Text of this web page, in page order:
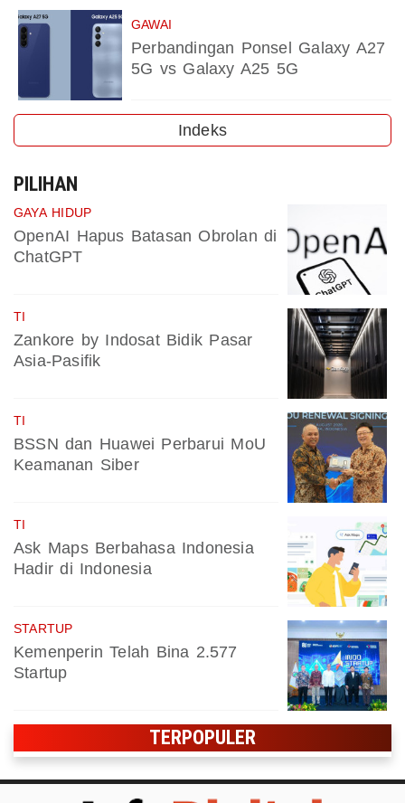
GAWAI
Perbandingan Ponsel Galaxy A27
5G vs Galaxy A25 5G
Indeks
PILIHAN
GAYA HIDUP
OpenAI Hapus Batasan Obrolan di
ChatGPT
TI
Zankore by Indosat Bidik Pasar
Asia-Pasifik
TI
BSSN dan Huawei Perbarui MoU
Keamanan Siber
TI
Ask Maps Berbahasa Indonesia
Hadir di Indonesia
STARTUP
Kemenperin Telah Bina 2.577
Startup
TERPOPULER